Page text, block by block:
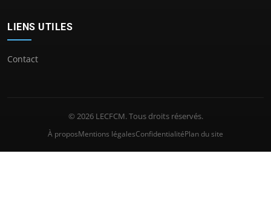
LIENS UTILES
Contact
© 2026 LECFCM. Tous droits réservés.
À proposMentions légalesConfidentialitéPlan du site